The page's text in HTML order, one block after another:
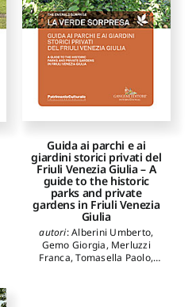
Guida ai parchi e ai
giardini storici privati del
Friuli Venezia Giulia – A
guide to the historic
parks and private
gardens in Friuli Venezia
Giulia
autori:Alberini Umberto,
Gemo Giorgia, Merluzzi
Franca,Tomasella Paolo,